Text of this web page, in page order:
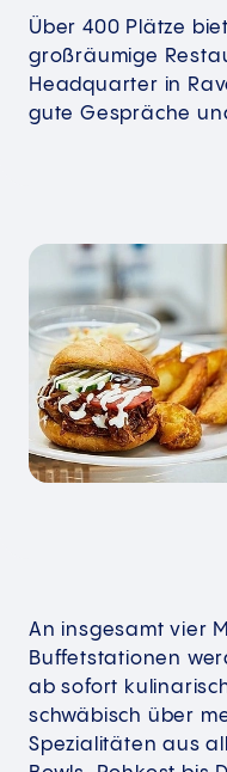
Über 400 Plätze
großräumige
Headquarter in
gute Gespräche
An insgesamt vier
Buffetstationen
ab sofort
schwäbisch über
Spezialitäten aus